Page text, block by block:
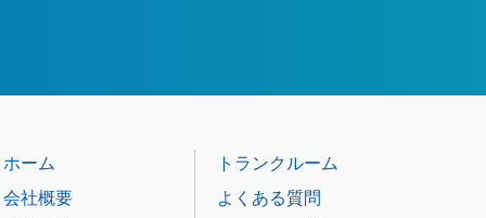
ホーム
会社概要
トランクルーム
よくある質問